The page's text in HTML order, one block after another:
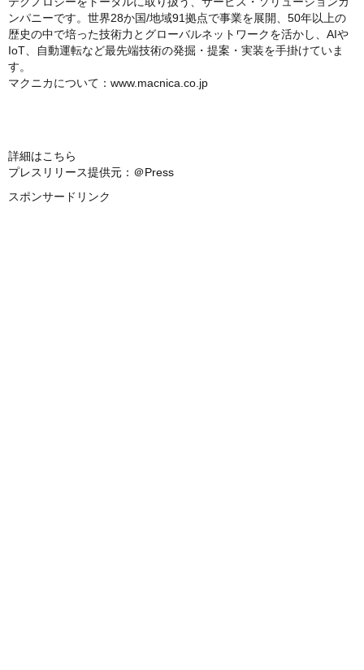
ンパニーです。世界28か国/地域91拠点で事業を展開、50年以上の
歴史の中で培った技術力とグローバルネットワークを活かし、AIや
IoT、自動運転など最先端技術の発掘・提案・実装を手掛けていま
す。
マクニカについて：www.macnica.co.jp
詳細はこちら
プレスリリース提供元：＠Press
スポンサードリンク